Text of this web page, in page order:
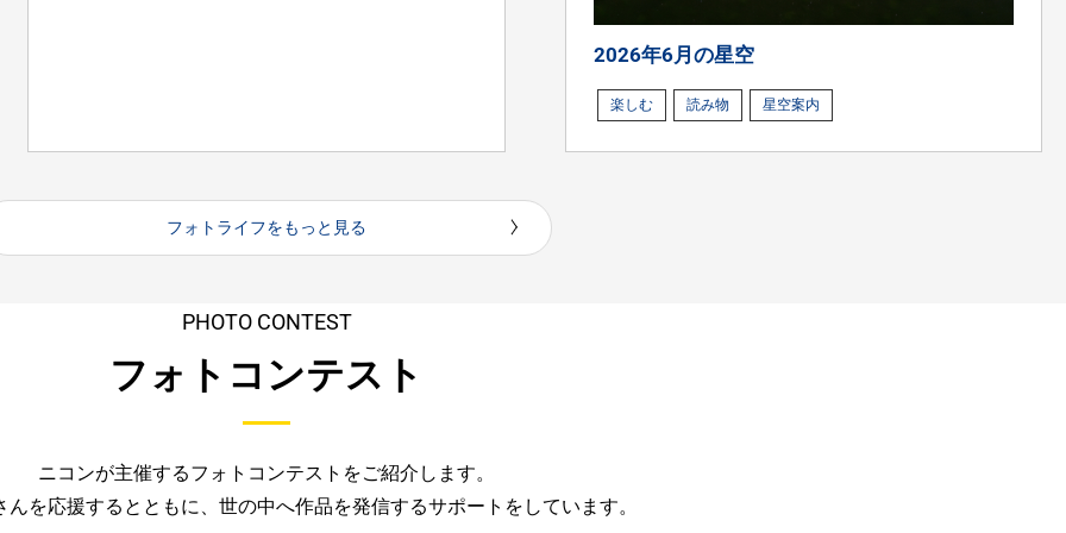
2026年6月の星空
楽しむ 読み物 星空案内
フォトライフをもっと見る
PHOTO CONTEST
フォトコンテスト
ニコンが主催するフォトコンテストをご紹介します。
を応援するとともに、 世の中へ作品を発信するサポートをしています。